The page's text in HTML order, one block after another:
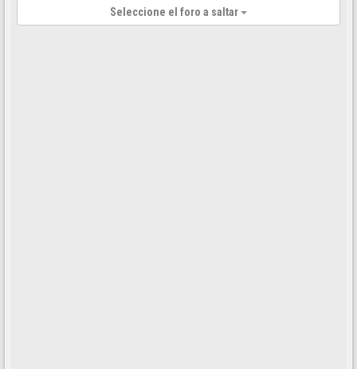
Seleccione el foro a saltar